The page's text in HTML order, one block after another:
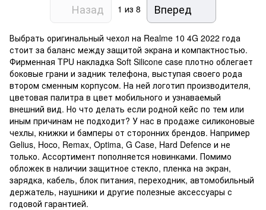
Назад 1 из 8 Вперед
Выбрать оригинальный чехол на Realme 10 4G 2022 года
стоит за баланс между защитой экрана и компактностью.
Фирменная TPU накладка Soft Silicone case плотно облегает
боковые грани и задник телефона, выступая своего рода
втором сменным корпусом. На ней логотип производителя,
цветовая палитра в цвет мобильного и узнаваемый
внешний вид. Но что делать если родной кейс по тем или
иным причинам не подходит? У нас в продаже силиконовые
чехлы, книжки и бамперы от сторонних брендов. Например
Gelius, Hoco, Remax, Optima, G Case, Hard Defence и не
только. Ассортимент пополняется новинками. Помимо
обложек в наличии защитное стекло, пленка на экран,
зарядка, кабель, блок питания, переходник, автомобильный
держатель, наушники и другие полезные аксессуары с
годовой гарантией.